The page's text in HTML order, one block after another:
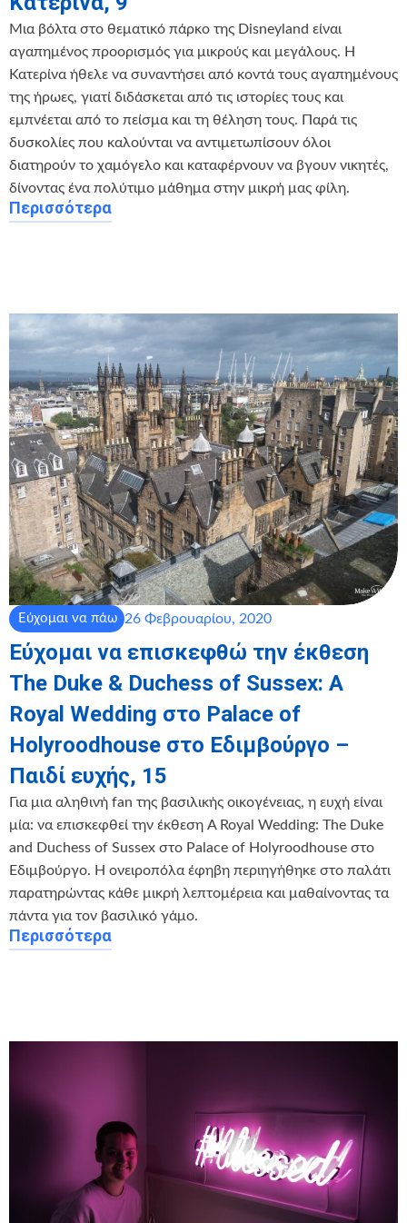
Μια βόλτα στο θεματικό πάρκο της Disneyland είναι
αγαπημένος προορισμός για μικρούς και μεγάλους. Η
Κατερίνα ήθελε να συναντήσει από κοντά τους αγαπημένους
της ήρωες, γιατί διδάσκεται από τις ιστορίες τους και
εμπνέεται από το πείσμα και τη θέληση τους. Παρά τις
δυσκολίες που καλούνται να αντιμετωπίσουν όλοι
διατηρούν το χαμόγελο και καταφέρνουν να βγουν νικητές,
δίνοντας ένα πολύτιμο μάθημα στην μικρή μας φίλη.
Περισσότερα
Εύχομαι να πάω 26 Φεβρουαρίου, 2020
Εύχομαι να επισκεφθώ την έκθεση
The Duke & Duchess of Sussex: A
Royal Wedding στο Palace of
Holyroodhouse στο Εδιμβούργο –
Παιδί ευχής, 15
Για μια αληθινή fan της βασιλικής οικογένειας, η ευχή είναι
μία: να επισκεφθεί την έκθεση A Royal Wedding: The Duke
and Duchess of Sussex στο Palace of Holyroodhouse στο
Εδιμβούργο. Η ονειροπόλα έφηβη περιηγήθηκε στο παλάτι
παρατηρώντας κάθε μικρή λεπτομέρεια και μαθαίνοντας τα
πάντα για τον βασιλικό γάμο.
Περισσότερα